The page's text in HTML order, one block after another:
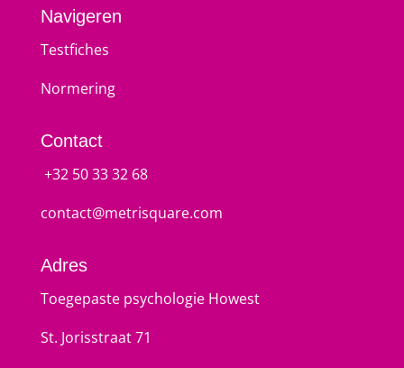
Navigeren
Testfiches
Normering
Contact
+32 50 33 32 68
contact@metrisquare.com
Adres
Toegepaste psychologie Howest
St. Jorisstraat 71